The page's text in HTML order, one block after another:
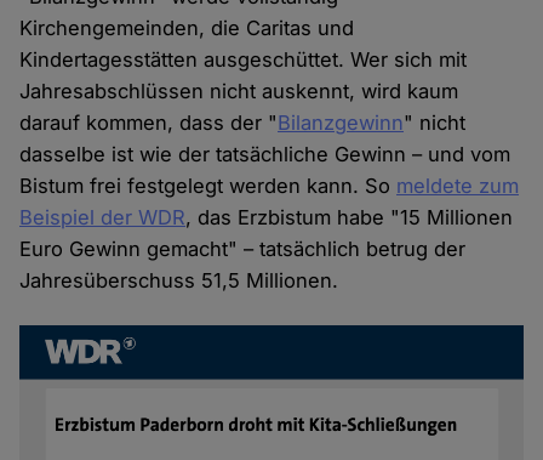
Kirchengemeinden, die Caritas und
Kindertagesstätten ausgeschüttet. Wer sich mit
Jahresabschlüssen nicht auskennt, wird kaum
darauf kommen, dass der "Bilanzgewinn" nicht
dasselbe ist wie der tatsächliche Gewinn – und vom
Bistum frei festgelegt werden kann. So meldete zum
Beispiel der WDR, das Erzbistum habe "15 Millionen
Euro Gewinn gemacht" – tatsächlich betrug der
Jahresüberschuss 51,5 Millionen.